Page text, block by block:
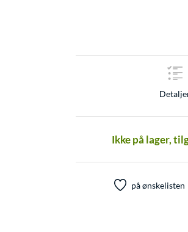
Ikke på lager,
på ønskelisten